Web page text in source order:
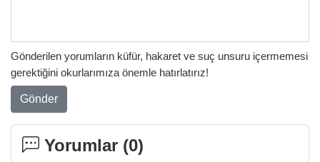
Gönderilen yorumların küfür, hakaret ve suç unsuru içermemesi
gerektiğini okurlarımıza önemle hatırlatırız!
Gönder
Yorumlar (0)